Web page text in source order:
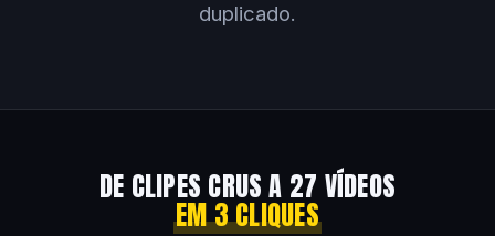
duplicado.
DE CLIPES CRUS A 27 VÍDEOS
EM 3 CLIQUES